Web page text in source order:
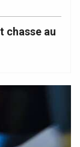
chasse au